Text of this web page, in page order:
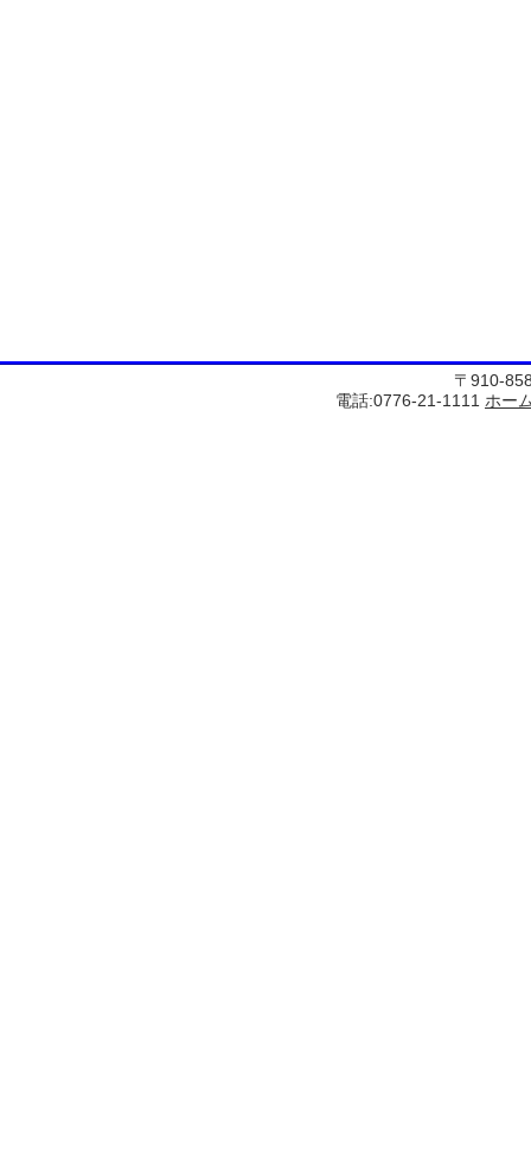
〒910-
電話:0776-21-1111 ホー